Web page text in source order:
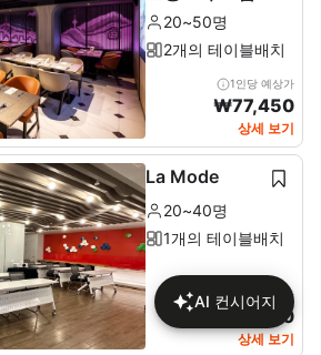
20~50명
2개의 테이블배치
1인당 예상가
₩77,450
상세 보기
La Mode
20~40명
1개의 테이블배치
1인당 예상가
₩ 46,170
상세 보기
AI 컨시어지